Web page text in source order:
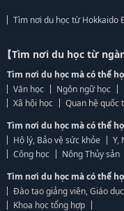
Tìm nơi du học từ Hokkaido
【Tìm nơi du học từ
Tìm nơi du học mà có thể
Văn học
Ngôn ngữ học
Xã hội học
Quan hệ quốc
Tìm nơi du học mà có thể
Hộ lý, Bảo vệ sức khỏe
Y,
Công học
Nông Thủy sản
Tìm nơi du học mà có thể
Đào tạo giảng viên, Giáo dục
Khoa học tổng hợp